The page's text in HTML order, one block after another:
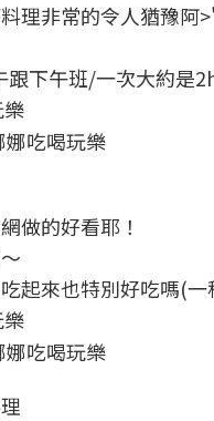
理非常的令人猶豫阿
跟下午班/一次大約是
吃喝玩樂
做的好看耶！
起來也特別好吃嗎(
吃喝玩樂